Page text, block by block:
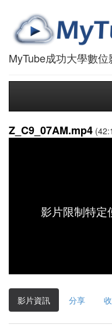
MyTube成功大學數位
Z_C9_07AM.mp4
影片限制特定
影片資訊 分享